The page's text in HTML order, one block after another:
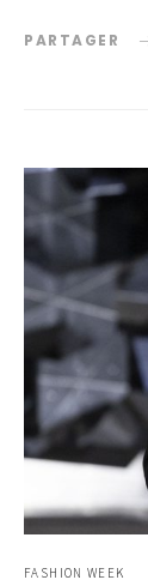
PARTAGER
FASHION WEEK